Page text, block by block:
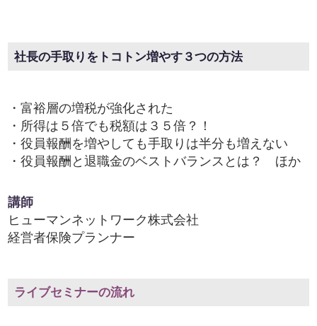
社長の手取りをトコトン増やす３つの方法
・富裕層の増税が強化された
・所得は５倍でも税額は３５倍？！
・役員報酬を増やしても手取りは半分も増えない
・役員報酬と退職金のベストバランスとは？ ほか
講師
ヒューマンネットワーク株式会社
経営者保険プランナー
ライブセミナーの流れ